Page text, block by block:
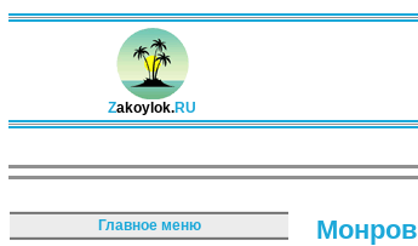
Zakoylok.RU
Главное меню